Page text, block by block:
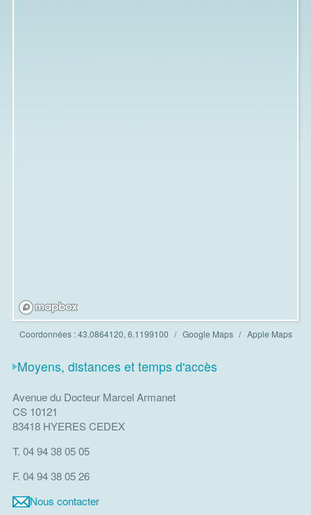
Coordonnées :43.0864120, 6.1199100 Google Maps Apple Maps
Moyens, distances et temps d'accès
Avenue du Docteur Marcel Armanet
CS 10121
83418 HYERES CEDEX
T. 04 94 38 05 05
F. 04 94 38 05 26
Nous contacter